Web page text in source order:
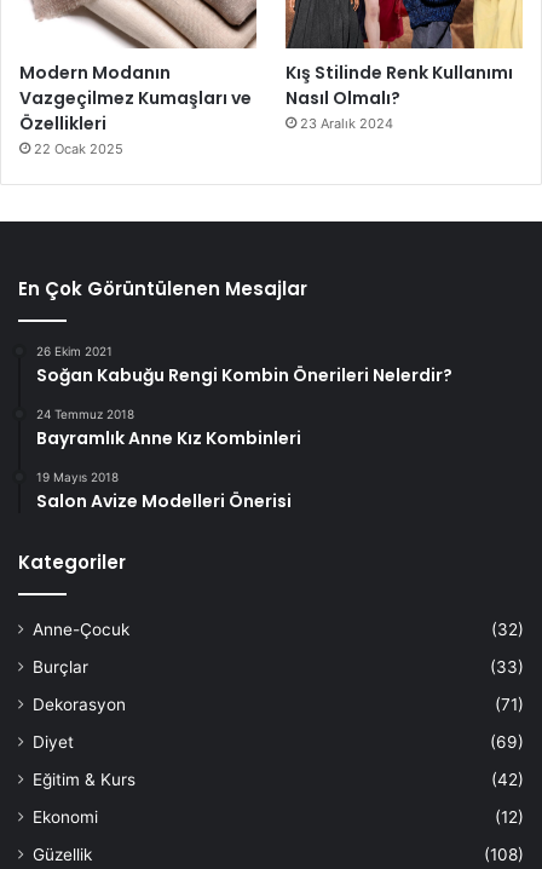
Modern Modanın
Vazgeçilmez Kumaşları ve
Özellikleri
22 Ocak 2025
Kış Stilinde Renk Kullanımı
Nasıl Olmalı?
23 Aralık 2024
En Çok Görüntülenen Mesajlar
26 Ekim 2021
Soğan Kabuğu Rengi Kombin Önerileri Nelerdir?
24 Temmuz 2018
Bayramlık Anne Kız Kombinleri
19 Mayıs 2018
Salon Avize Modelleri Önerisi
Kategoriler
Anne-Çocuk
(32)
Burçlar
(33)
Dekorasyon
(71)
Diyet
(69)
Eğitim & Kurs
(42)
Ekonomi
(12)
Güzellik
(108)